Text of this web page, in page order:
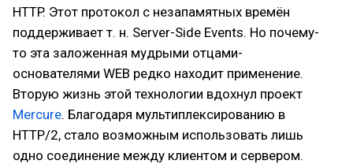
HTTP. Этот протокол с незапамятных времён
поддерживает т. н. Server-Side Events. Но почему-
то эта заложенная мудрыми отцами-
основателями WEB редко находит применение.
Вторую жизнь этой технологии вдохнул проект
Mercure. Благодаря мультиплексированию в
HTTP/2, стало возможным использовать лишь
одно соединение между клиентом и сервером.